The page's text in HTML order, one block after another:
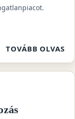
TOVÁBB OLVAS